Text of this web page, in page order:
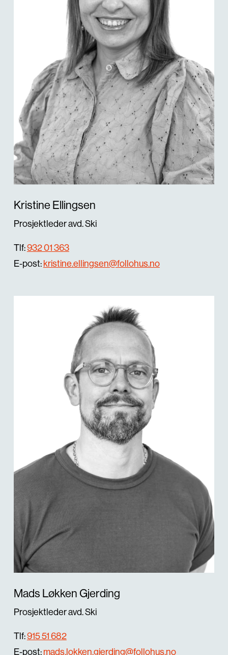
Kristine Ellingsen
Prosjektleder avd. Ski
Tlf:932 01 363
E-post:kristine.ellingsen@follohus.no
Mads Løkken Gjerding
Prosjektleder avd. Ski
Tlf:915 51 682
E-post:mads.lokken.gjerding@follohus.no